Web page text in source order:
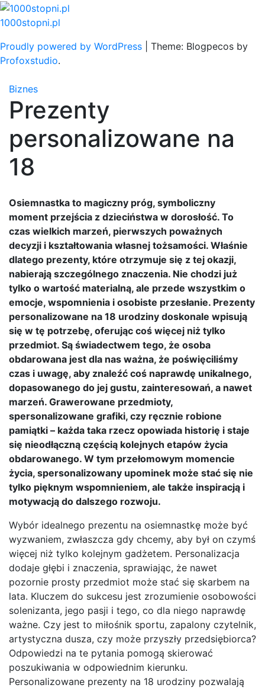
Skip
to
1000stopni.pl
Proudly powered by WordPress
Theme: Blogpecos by
Profoxstudio.
Biznes
Prezenty
personalizowane na
18
Osiemnastka to magiczny próg, symboliczny
moment przejścia z dzieciństwa w dorosłość. To
czas wielkich marzeń, pierwszych poważnych
decyzji i kształtowania własnej tożsamości. Właśnie
dlatego prezenty, które otrzymuje się z tej okazji,
nabierają szczególnego znaczenia. Nie chodzi już
tylko o wartość materialną, ale przede wszystkim o
emocje, wspomnienia i osobiste przesłanie. Prezenty
personalizowane na 18 urodziny doskonale wpisują
się w tę potrzebę, oferując coś więcej niż tylko
przedmiot. Są świadectwem tego, że osoba
obdarowana jest dla nas ważna, że poświęciliśmy
czas i uwagę, aby znaleźć coś naprawdę unikalnego,
dopasowanego do jej gustu, zainteresowań, a nawet
marzeń. Grawerowane przedmioty,
spersonalizowane grafiki, czy ręcznie robione
pamiątki – każda taka rzecz opowiada historię i staje
się nieodłączną częścią kolejnych etapów życia
obdarowanego. W tym przełomowym momencie
życia, spersonalizowany upominek może stać się nie
tylko pięknym wspomnieniem, ale także inspiracją i
motywacją do dalszego rozwoju.
Wybór idealnego prezentu na osiemnastkę może być
wyzwaniem, zwłaszcza gdy chcemy, aby był on czymś
więcej niż tylko kolejnym gadżetem. Personalizacja
dodaje głębi i znaczenia, sprawiając, że nawet
pozornie prosty przedmiot może stać się skarbem na
lata. Kluczem do sukcesu jest zrozumienie osobowości
solenizanta, jego pasji i tego, co dla niego naprawdę
ważne. Czy jest to miłośnik sportu, zapalony czytelnik,
artystyczna dusza, czy może przyszły przedsiębiorca?
Odpowiedzi na te pytania pomogą skierować
poszukiwania w odpowiednim kierunku.
Personalizowane prezenty na 18 urodziny pozwalają